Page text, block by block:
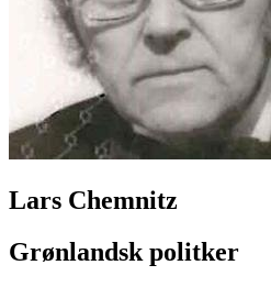
Lars Chemnitz
Grønlandsk politker